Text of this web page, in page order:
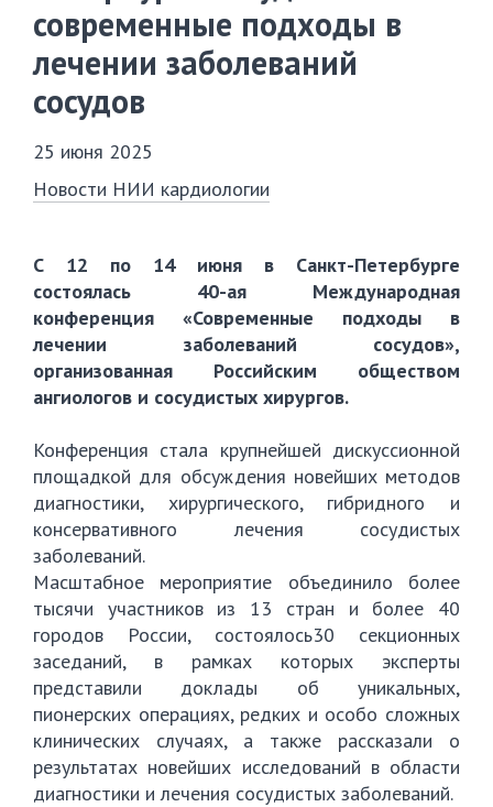
современные подходы в
лечении заболеваний
сосудов
25 июня 2025
Новости НИИ кардиологии
С 12 по 14 июня в Санкт-Петербурге
состоялась 40-ая Международная
конференция «Современные подходы в
лечении заболеваний сосудов»,
организованная Российским обществом
ангиологов и сосудистых хирургов.
Конференция стала крупнейшей дискуссионной
площадкой для обсуждения новейших методов
диагностики, хирургического, гибридного и
консервативного лечения сосудистых
заболеваний.
Масштабное мероприятие объединило более
тысячи участников из 13 стран и более 40
городов России, состоялось30 секционных
заседаний, в рамках которых эксперты
представили доклады об уникальных,
пионерских операциях, редких и особо сложных
клинических случаях, а также рассказали о
результатах новейших исследований в области
диагностики и лечения сосудистых заболеваний.